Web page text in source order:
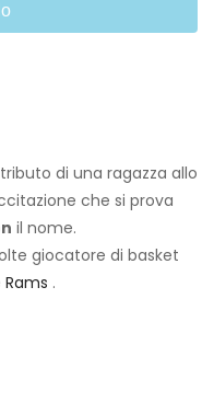
di una ragazza allo
che si prova
il nome.
giocatore di basket
.